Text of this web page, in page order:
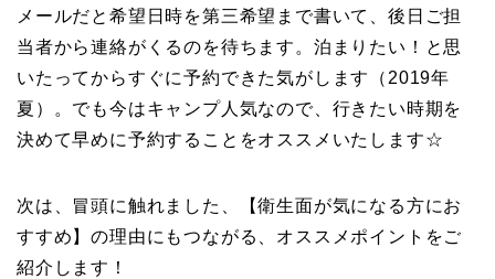
メールだと希望日時を第三希望まで書いて、後日ご担
当者から連絡がくるのを待ちます。泊まりたい！と思
いたってからすぐに予約できた気がします（2019年
夏）。でも今はキャンプ人気なので、行きたい時期を
決めて早めに予約することをオススメいたします☆
次は、冒頭に触れました、【衛生面が気になる方にお
すすめ】の理由にもつながる、オススメポイントをご
紹介します！